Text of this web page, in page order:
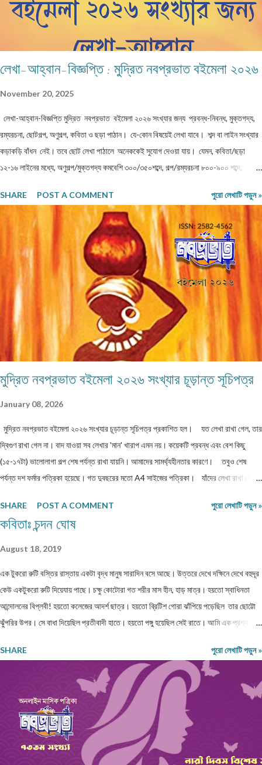
লেখা-আহ্বান-বিজ্ঞপ্তি : মুদ্রিত নবপ্রভাত বইমেলা ২০২৬
November 20, 2025
লেখা-আহ্বান-বিজ্ঞপ্তি মুদ্রিত নবপ্রভাত বইমেলা ২০২৬ সংখ্যার জন্য প্রবন্ধ-নিবন্ধ, মুক্তগদ্য,
রম্যরচনা, ছোটগল্প, অণুগল্প, কবিতা ও ছড়া পাঠান। যে-কোন বিষয়েই লেখা যাবে। শব্দ বা লাইন সংখ্যার
কড়াকড়ি বাঁধন নেই। তবে ছোট লেখা পাঠালে অনেককেই সুযোগ দেওয়া যায়। যেমন, কবিতা/ছড়া
১২-১৬ লাইনের মধ্যে, অণুগল্প/মুক্তগদ্য কমবেশি ৩০০/৩৫০শব্দে, গল্প/রম্যরচনা ৮০০-৯০০ শব্দে,
লেখা পাঠাতে হবে। মনোনয়নের সুবিধার্থে একাধিক লেখা পাঠানো ভালো। তবে একই মেলেই দেবেন।
একজন ব্যক্তি একান্ত প্রয়োজন ছাড়া একাধিক মেল করবেন না। লেখা মেলবডিতে টাইপ বা পেস্ট করে
পাঠাবেন। word ফাইলে পাঠানো যেতে পারে। লেখার সঙ্গে দেবেন নিজের নাম, ঠিকানা এবং ফোন ও
whatsapp নম্বর। (ছবি দেওয়ার দরকার নেই।) ১) মেলের সাবজেক্ট লাইনে লিখবেন 'মুদ্রিত
নবপ্রভাত বইমেলা সংখ্যা ২০২৬-এর জন্য'। ২) বানানের দিকে বিশেষ নজর দেবেন। ৩) যতিচিহ্নের
আগে স্পেস না দিয়ে পরে দেবেন। ৪) বিশেষ কোন চিহ্ন (যেমন @ # ...
SHARE POST A COMMENT পুরো লেখাটি পড়ুন »
মুদ্রিত নবপ্রভাত বইমেলা ২০২৬ সংখ্যার চূড়ান্ত সূচিপত্র
January 08, 2026
মুদ্রিত নবপ্রভাত বইমেলা ২০২৬ সংখ্যার চূড়ান্ত সূচিপত্র প্রকাশিত হল। যত লেখা রাখা গেল, তার
দ্বিগুণ রাখা গেল না। বাদ যাওয়া সব লেখার 'মান' খারাপ এমন নয়। কয়েকটি প্রবন্ধ এবং বেশ কিছু
(১৫-১৭টা) ভালোলাগা গল্প শেষ পর্যন্ত রাখা যায়নি। আমাদের সামর্থ্যহীনতার কারণে। তবুও শেষ
পর্যন্ত দশ ফর্মার পত্রিকা হয়েছে। গত দুবছরের মতো A4 সাইজের পত্রিকা। যাঁদের লেখা রাখা গেল
নবপ্রভাতের জানুয়ারি ২০২৬ সংখ্যায় প্রকাশ করতে পারি। পত্রিকাটি আগামী ৯-১৩ জানুয়ারি ২০২৬
পশ্চিমবঙ্গ বাংলা আকাদেমি আয়োজিত কলকাতা লিটল ম্যাগাজিন মেলায় (রবীন্দ্র সদন - নন্দন চত্বরে) পাওয়া
SHARE POST A COMMENT পুরো লেখাটি পড়ুন »
কবিতাঃ চন্দন ঘোষ
August 18, 2019
এক টুকরো রুটি বস্তির রাস্তায় একটা বৃদ্ধ মানুষ সারাদিন বসে আছে। উত্তরে দেখে দক্ষিনে দেখে বহুদূর
কেউ একটুকরো রুটি দিয়েযায় পাছে। চক্ষু কোটোরা গত শরীর মাস হীন, হাড় মাত্র। হয়তো স্বাধিনতা
আন্দোলনের বিপ্লবী! হয়তো কলেজের আদর্শ ছাত্র। হয়তো ব্রিটিশ গোরা ঝাঁপিয়ে পড়েছিল তার ছোট্টো
ঝুঁপরির উপর। সে বাধা দিয়েছিল প্রতীবাদী হাতে। হয়তো পঙ্গু হয়েছিল সেই রাতে। আমি এক প্রশ্ন
বস্ত্রহীন এই রাতে। নিম্নাঙ্গে একটা নোংগরা ধুতি। কী জানি কত দিন খায়নি? কত দিন দেখেনি এক টুকরো
রুটি! রাজধানী শহরের আকাশটা দেখছে। দেখছে নেতা মন্ত্রী গন। হাইরে কেউতো তারে উঠিয়ে তোলেনি।
দেখেনি কোনো কোমল মন। আজ ভারতবর্ষ উন্নতশীল রাষ্ট্র! কথাটা অতীব মিথ্যা মাটি। এমন কতযে
মানুষ ক্ষুদার্থ, দেখেনা এক টুকরো রুটি। নতুন মন্ত্রী, নতুন রাষ্ট্রপতি সবাই আসে সবার হয় আবর্তন। হাইরে
পিছিয়ে পড়া মানুষ গুলো! তাদের হয়না কোনো পরিবর্তন। আজ 71 বছর আজাদ হয়েও বোধহয় যে...
SHARE পুরো লেখাটি পড়ুন »